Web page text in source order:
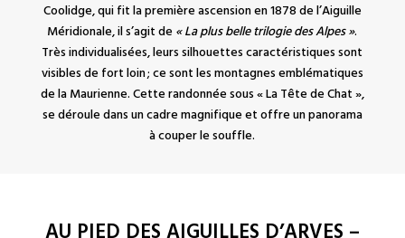
Coolidge, qui fit la première ascension en 1878 de l’Aiguille
Méridionale, il s’agit de « La plus belle trilogie des Alpes ».
Très individualisées, leurs silhouettes caractéristiques sont
visibles de fort loin ; ce sont les montagnes emblématiques
de la Maurienne. Cette randonnée sous « La Tête de Chat »,
se déroule dans un cadre magnifique et offre un panorama
à couper le souffle.
AU PIED DES AIGUILLES D’ARVES –